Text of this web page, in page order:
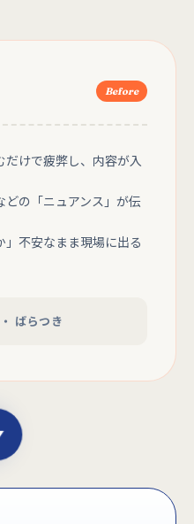
Before
だけで疲弊し、内容が入
の「ニュアンス」が伝
」不安なまま現場に出る
ばらつき